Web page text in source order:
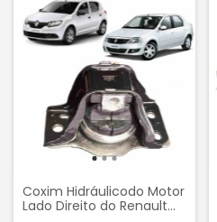
Coxim Hidráulicodo Motor
Lado Direito do Renault